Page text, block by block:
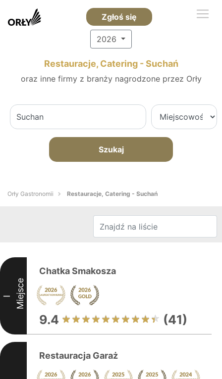
Zgłoś się
2026
Restauracje, Catering - Suchań
oraz inne firmy z branży nagrodzone przez Orły
Szukaj
Orły Gastronomii Restauracje, Catering - Suchań
I Miejsce
Chatka Smakosza
9.4 (41)
Restauracja Garaż